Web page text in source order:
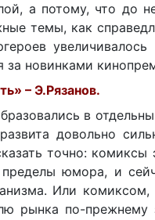
а потому, что до
темы, как
увеличивалось
новинками
– Э.Рязанов.
в
довольно
точно: комиксы
юмора, и
Или
рынка по-прежнему